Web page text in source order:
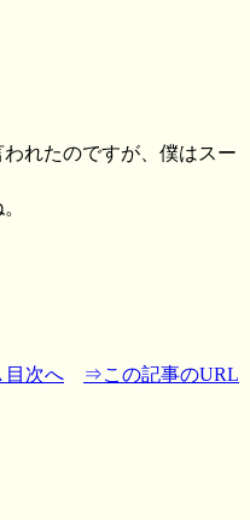
れたのですが、僕はスー
次へ ⇒この記事のURL